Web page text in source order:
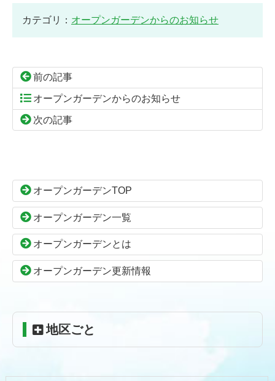
カテゴリ： オープンガーデンからのお知らせ
前の記事
オープンガーデンからのお知らせ
次の記事
ン
本
文
先
へ
る
の
頭
へ
る
オープンガーデンTOP
オープンガーデン一覧
オープンガーデンとは
オープンガーデン更新情報
地区ごと